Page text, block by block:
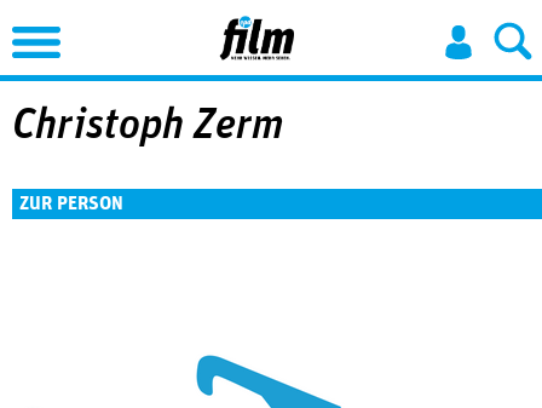
Jump to Navigation
Christoph Zerm
ZUR PERSON